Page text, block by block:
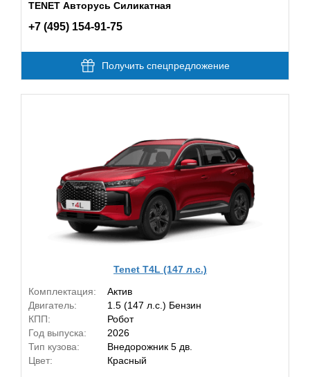
TENET Авторусь Силикатная
+7 (495) 154-91-75
Получить спецпредложение
Tenet T4L (147 л.с.)
Комплектация:
Актив
Двигатель:
1.5 (147 л.с.) Бензин
КПП:
Робот
Год выпуска:
2026
Тип кузова:
Внедорожник 5 дв.
Цвет:
Красный